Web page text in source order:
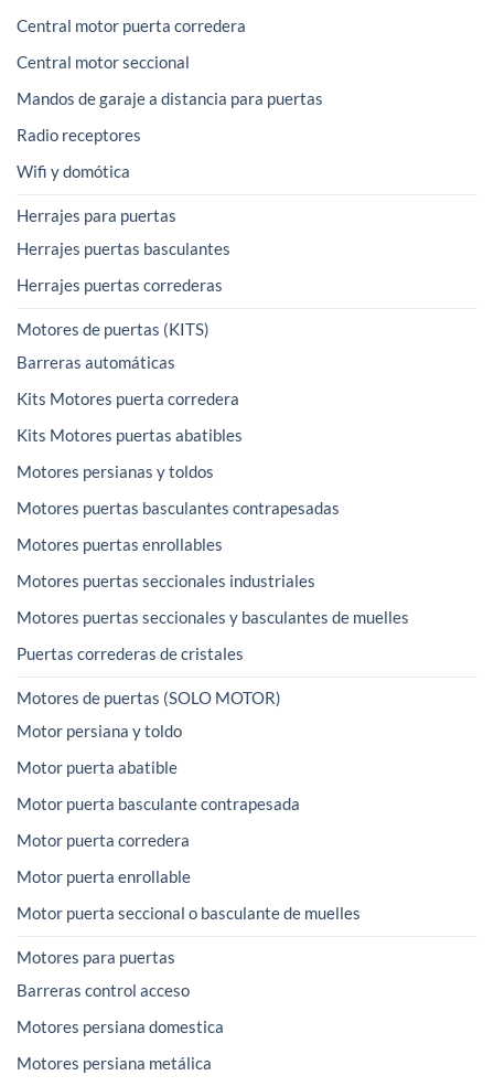
Central motor puerta corredera
Central motor seccional
Mandos de garaje a distancia para puertas
Radio receptores
Wifi y domótica
Herrajes para puertas
Herrajes puertas basculantes
Herrajes puertas correderas
Motores de puertas (KITS)
Barreras automáticas
Kits Motores puerta corredera
Kits Motores puertas abatibles
Motores persianas y toldos
Motores puertas basculantes contrapesadas
Motores puertas enrollables
Motores puertas seccionales industriales
Motores puertas seccionales y basculantes de muelles
Puertas correderas de cristales
Motores de puertas (SOLO MOTOR)
Motor persiana y toldo
Motor puerta abatible
Motor puerta basculante contrapesada
Motor puerta corredera
Motor puerta enrollable
Motor puerta seccional o basculante de muelles
Motores para puertas
Barreras control acceso
Motores persiana domestica
Motores persiana metálica